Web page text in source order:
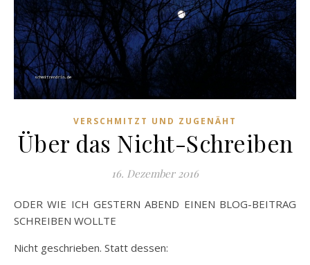
VERSCHMITZT UND ZUGENÄHT
Über das Nicht-Schreiben
16. Dezember 2016
ODER WIE ICH GESTERN ABEND EINEN BLOG-BEITRAG
SCHREIBEN WOLLTE
Nicht geschrieben. Statt dessen: